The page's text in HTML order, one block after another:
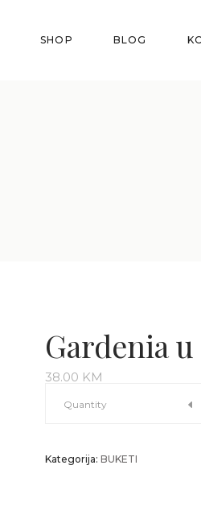
SHOP BLOG
Gardenia
38.00 KM
Gardenia
Quantity
Kategorija: BUKETI